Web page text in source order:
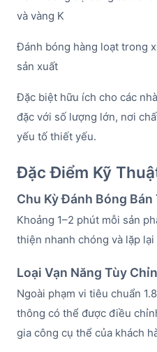
và vàng K
Đánh bóng hàng loạt trong
sản xuất
Đặc biệt hữu ích cho các
đặc với số lượng lớn, nơi
yếu tố thiết yếu.
Đặc Điểm Kỹ
Chu Kỳ Đánh Bóng
Khoảng 1–2 phút mỗi sản
thiện nhanh chóng và lặp lại
Loại Vạn Năng Tùy
Ngoài phạm vi tiêu chuẩn
thông có thể được điều
gia công cụ thể của khách